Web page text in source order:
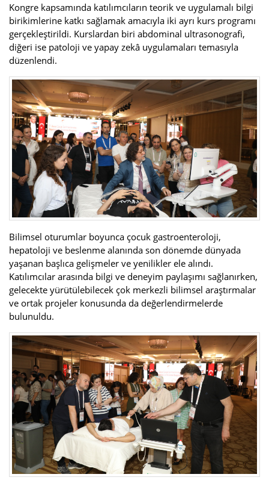
Kongre kapsamında katılımcıların teorik ve uygulamalı bilgi
birikimlerine katkı sağlamak amacıyla iki ayrı kurs programı
gerçekleştirildi. Kurslardan biri abdominal ultrasonografi,
diğeri ise patoloji ve yapay zekâ uygulamaları temasıyla
düzenlendi.
Bilimsel oturumlar boyunca çocuk gastroenteroloji,
hepatoloji ve beslenme alanında son dönemde dünyada
yaşanan başlıca gelişmeler ve yenilikler ele alındı.
Katılımcılar arasında bilgi ve deneyim paylaşımı sağlanırken,
gelecekte yürütülebilecek çok merkezli bilimsel araştırmalar
ve ortak projeler konusunda da değerlendirmelerde
bulunuldu.